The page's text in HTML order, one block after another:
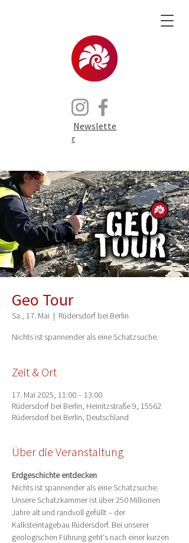
Newslette
r
Geo Tour
Sa., 17. Mai
  |
Rüdersdorf bei Berlin
Nichts ist spannender als eine Schatzsuche.
Zeit & Ort
17. Mai 2025, 11:00 – 13:00
Rüdersdorf bei Berlin, Heinitzstraße 9, 15562
Rüdersdorf bei Berlin, Deutschland
Über die Veranstaltung
Erdgeschichte entdecken
Nichts ist spannender als eine Schatzsuche.
Unsere Schatzkammer ist über 250 Millionen
Jahre alt und randvoll gefüllt – der
Kalksteintagebau Rüdersdorf. Bei unserer
geologischen Führung geht‘s nach einer kurzen